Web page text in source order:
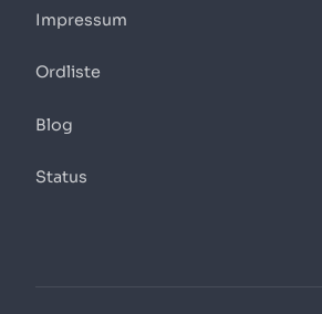
Impressum
Ordliste
Blog
Status